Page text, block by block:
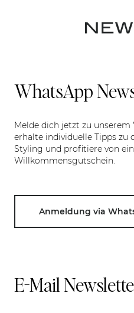
WhatsApp
Melde dich jetzt zu
erhalte individuelle Tipps zu
Styling und profitiere von
Willkommensgutschein.
Anmeldung via
E-Mail